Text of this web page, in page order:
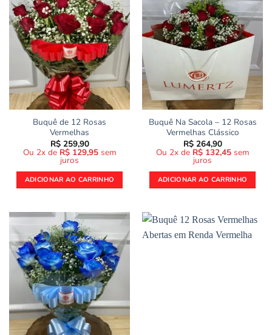
Buquê de 12 Rosas
Vermelhas
R$259,90
Ou 2x de R$129,95 sem
juros
ADICIONAR AO CARRINHO
Buquê Na Sacola – 12 Rosas
Vermelhas Clássico
R$264,90
Ou 2x de R$132,45 sem
juros
ADICIONAR AO CARRINHO